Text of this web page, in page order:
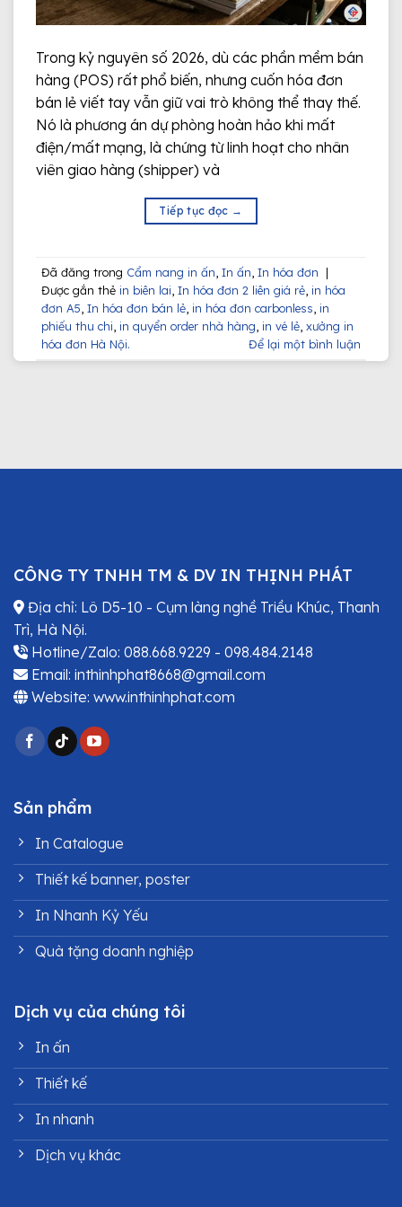
Trong kỷ nguyên số 2026, dù các phần mềm bán
hàng (POS) rất phổ biến, nhưng cuốn hóa đơn
bán lẻ viết tay vẫn giữ vai trò không thể thay thế.
Nó là phương án dự phòng hoàn hảo khi mất
điện/mất mạng, là chứng từ linh hoạt cho nhân
viên giao hàng (shipper) và
Tiếp tục đọc →
Đã đăng trong Cẩm nang in ấn ,In ấn ,In hóa đơn
|
Được gắn thẻ in biên lai ,In hóa đơn 2 liên giá rẻ in hóa
đơn A5 ,In hóa đơn bán lẻ in hóa đơn carbonless in
phiếu thu chi in quyển order nhà hàng in vé lẻ ,xưởng in
hóa đơn Hà Nội.
Để lại một bình luận
CÔNG TY TNHH TM & DV IN THỊNH PHÁT
Địa chỉ: Lô D5-10 - Cụm làng nghề Triều Khúc, Thanh
Trì, Hà Nội.
Hotline/Zalo: 088.668.9229 - 098.484.2148
Email: inthinhphat8668@gmail.com
Website: www.inthinhphat.com
Sản phẩm
In Catalogue
Thiết kế banner, poster
In Nhanh Kỷ Yếu
Quà tặng doanh nghiệp
Dịch vụ của chúng tôi
In ấn
Thiết kế
In nhanh
Dịch vụ khác